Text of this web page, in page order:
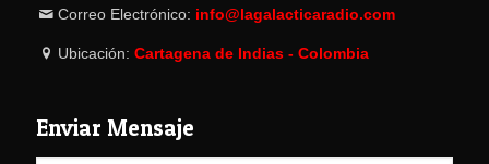
Correo Electrónico: info@lagalacticaradio.com
Ubicación: Cartagena de Indias - Colombia
Enviar Mensaje